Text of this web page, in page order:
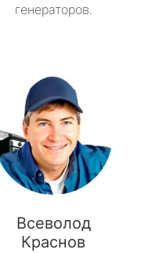
генераторов.
Всеволод
Краснов